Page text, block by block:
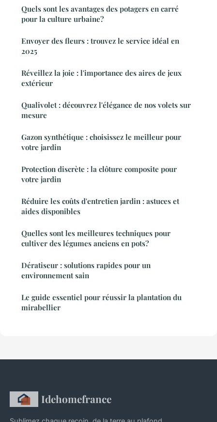
Quels sont les avantages des potagers en carré
pour la culture urbaine?
Envoyer des fleurs : trouvez le service idéal en
2025
Réveillez la joie : l'importance des aires de jeux
extérieur
Qualivolet : découvrez l'élégance de nos volets sur
mesure
Gazon synthétique : choisissez le meilleur pour
votre jardin
Protection discrète : la clôture composite pour
votre jardin
Réduire les coûts d'entretien jardin : astuces et
aides disponibles
Quelles sont les meilleures techniques pour
cultiver des légumes anciens en pots?
Dératiseur : solutions rapides pour un
environnement sain
Le guide essentiel pour réussir la plantation du
mirabellier
Idehomefrance